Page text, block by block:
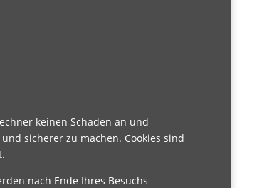
keinen Schaden an und
sicherer zu machen. Cookies sind
nach Ende Ihres Besuchs